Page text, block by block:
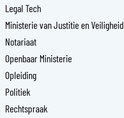
Legal Tech
Ministerie van Justitie en Veiligheid
Notariaat
Openbaar Ministerie
Opleiding
Politiek
Rechtspraak